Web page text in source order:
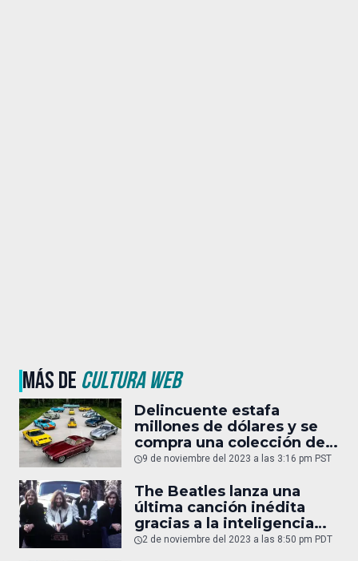
MÁS DE CULTURA WEB
Delincuente estafa
millones de dólares y se
compra una colección de
240 autos de lujo
9 de noviembre del 2023 a las 3:16 pm PST
The Beatles lanza una
última canción inédita
gracias a la inteligencia
artificial; ¡escúchala!
2 de noviembre del 2023 a las 8:50 pm PDT